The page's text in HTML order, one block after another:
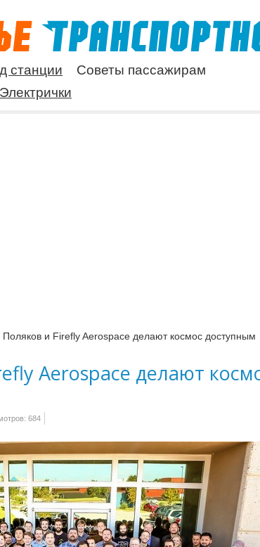
станции
Советы пассажирам
Электрички
Поляков и Firefly Aerospace делают космос доступным
Aerospace делают
684